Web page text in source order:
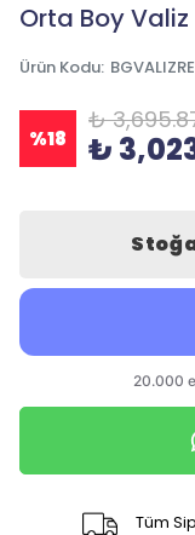
Orta Boy Valiz
Ürün Kodu:
%18
₺
₺
Tüm